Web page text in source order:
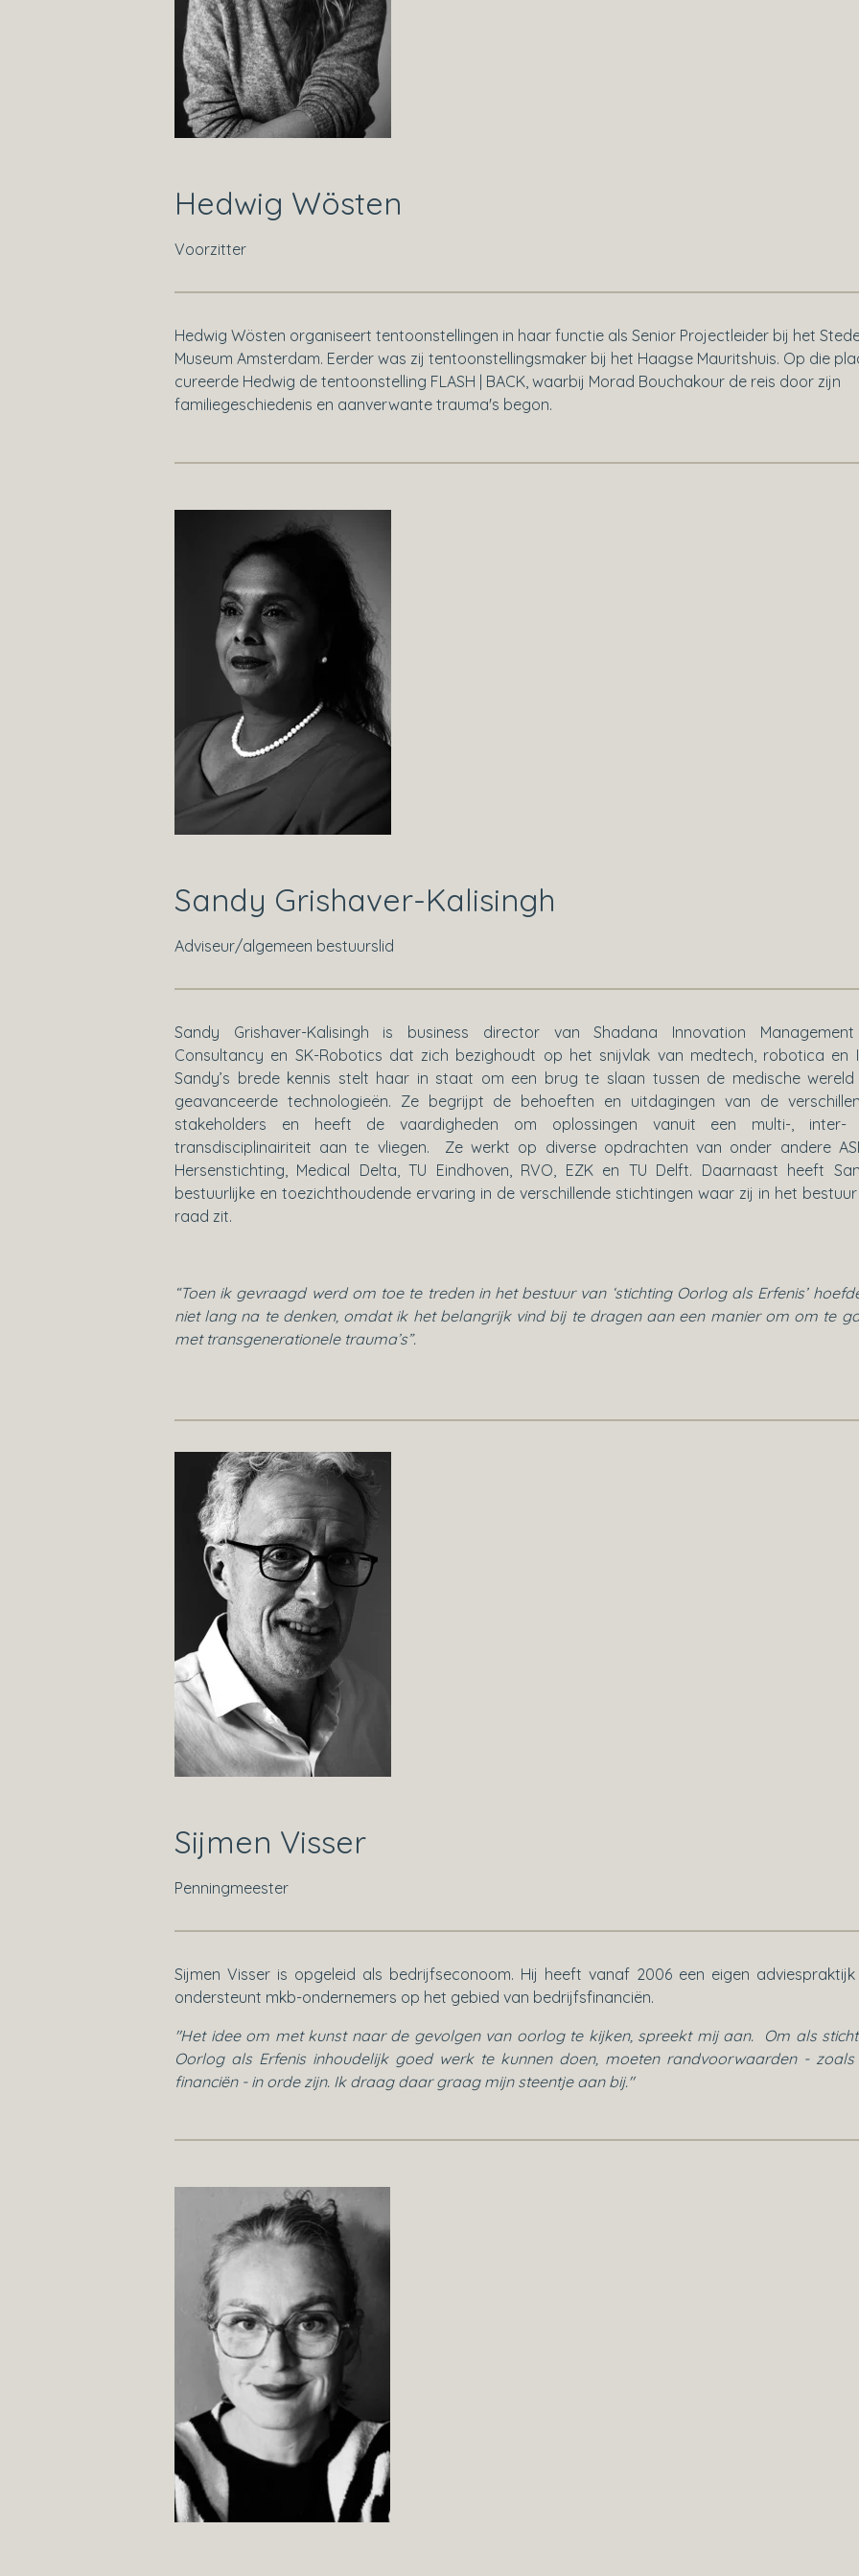
Hedwig Wösten
Voorzitter
Hedwig Wösten organiseert tentoonstellingen in haar functie als Senior Projectleider bij het
Museum Amsterdam. Eerder was zij tentoonstellingsmaker bij het Haagse Mauritshuis. Op die
cureerde Hedwig de tentoonstelling FLASH | BACK, waarbij Morad Bouchakour de reis door zijn
familiegeschiedenis en aanverwante trauma's begon.
Sandy Grishaver-Kalisingh
Adviseur/algemeen bestuurslid
Sandy Grishaver-Kalisingh is business director van Shadana Innovation
Consultancy en SK-Robotics dat zich bezighoudt op het snijvlak van medtech, robotica en
Sandy’s brede kennis stelt haar in staat om een brug te slaan tussen de medische wereld
geavanceerde technologieën. Ze begrijpt de behoeften en uitdagingen van de
stakeholders en heeft de vaardigheden om oplossingen vanuit een multi-, inter-
transdisciplinairiteit aan te vliegen. Ze werkt op diverse opdrachten van onder andere
Hersenstichting, Medical Delta, TU Eindhoven, RVO, EZK en TU Delft. Daarnaast heeft
bestuurlijke en toezichthoudende ervaring in de verschillende stichtingen waar zij in het
raad zit.
“Toen ik gevraagd werd om toe te treden in het bestuur van ‘stichting Oorlog als Erfenis’
niet lang na te denken, omdat ik het belangrijk vind bij te dragen aan een manier om om te
met transgenerationele trauma’s”.
Sijmen Visser
Penningmeester
Sijmen Visser is opgeleid als bedrijfseconoom. Hij heeft vanaf 2006 een eigen adviespraktijk
ondersteunt mkb-ondernemers op het gebied van bedrijfsfinanciën.
"Het idee om met kunst naar de gevolgen van oorlog te kijken, spreekt mij aan. Om als
Oorlog als Erfenis inhoudelijk goed werk te kunnen doen, moeten randvoorwaarden -
financiën - in orde zijn. Ik draag daar graag mijn steentje aan bij."